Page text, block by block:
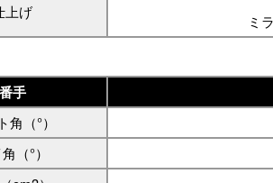
上げ
ミ
番手
角（°）
（°）